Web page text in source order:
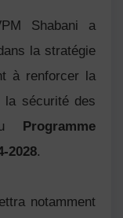
Shabani a
la stratégie
à renforcer la
la sécurité des
Programme
2028.
notamment